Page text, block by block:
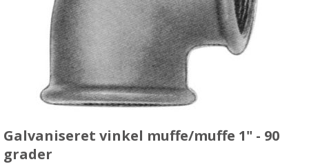
Galvaniseret vinkel muffe/muffe 1" - 90
grader